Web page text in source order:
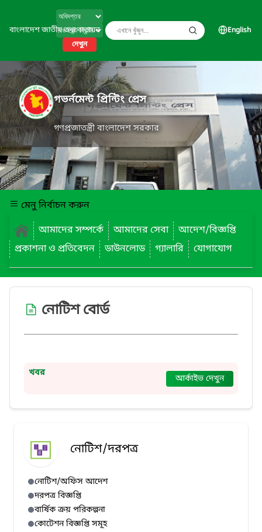
বাংলাদেশ জাতীয় তথ্য বাতায়ন
দেখুন
English
গভর্নমেন্ট প্রিন্টিং প্রেস
গণপ্রজাতন্ত্রী বাংলাদেশ সরকার
মেনু নির্বাচন করুন
আমাদের সম্পর্কে
আমাদের সেবা
আদেশ/বিজ্ঞপ্তি
প্রকাশনা ও প্রতিবেদন
ডাউনলোড গ্যালারি যোগাযোগ
নোটিশ বোর্ড
খবর আর্কাইভ দেখুন
নোটিশ/দরপত্র
নোটিশ/অফিস আদেশ
দরপত্র বিজ্ঞপ্তি
বার্ষিক ক্রয় পরিকল্পনা
কোটেশন বিজ্ঞপ্তি সমূহ